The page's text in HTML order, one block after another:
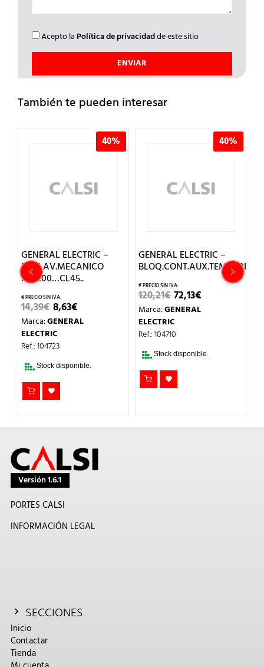
Acepto la Política de privacidadde este sitio
También te pueden interesar
40%
GENERAL ELECTRIC –
ENCLAV.MECANICO
P/CL00…CL45..
14,39€EL
PRECIO
ORIGINAL
ERA:
14,39€.
8,63€PRECIO
ACTUAL
Marca:GENERAL
ELECTRIC
Ref.: 104723
Stock disponible.
40%
GENERAL ELECTRIC –
120,21€EL
PRECIO
ORIGINAL
ERA:
120,21€.
72,13€
Marca:GENERAL
ELECTRIC
Ref.: 104710
Stock disponible.
Versión 1.6.1
PORTES CALSI
INFORMACIÓN LEGAL
SECCIONES
Inicio
Contactar
Tienda